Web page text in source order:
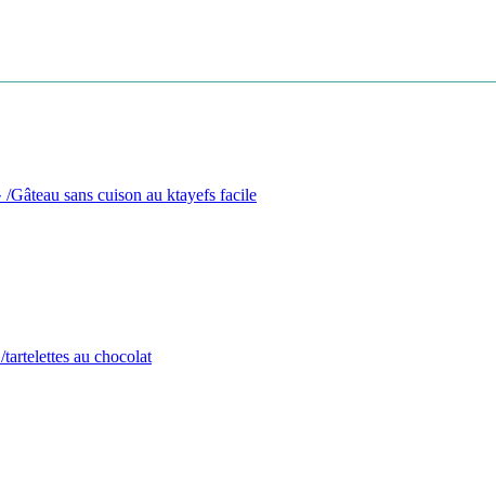
حلوة القطايف اللذيذة /بدون طهي سهلة التحضير من مطبخ سلسبيل /Gâteau sans cuison au ktayefs facile
مشروع الحلويات الناجح / الحلوة التى أعجبت الزبائن وطلبوها بكثرة /tartelettes au chocolat